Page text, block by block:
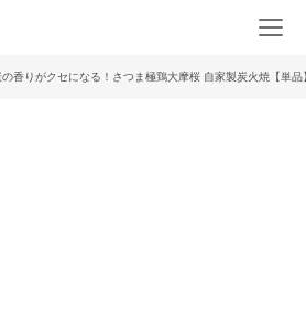
の香りがクセになる！さつま極鶏大摩桜 自家製炭火焼【単品